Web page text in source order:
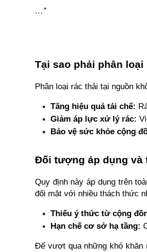
…”
Tại sao phải phân loại
Phân loại rác thải tại nguồn
Tăng hiệu quả tái chế:
Giảm áp lực xử lý rác:
Bảo vệ sức khỏe cộng
Đối tượng áp dụng và
Quy định này áp dụng trên
đối mặt với nhiều thách thức
Thiếu ý thức từ cộng
Hạn chế cơ sở hạ tầng:
Để vượt qua những khó khăn